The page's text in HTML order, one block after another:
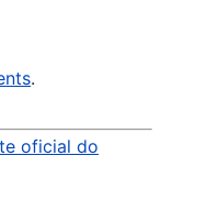
.
oficial do